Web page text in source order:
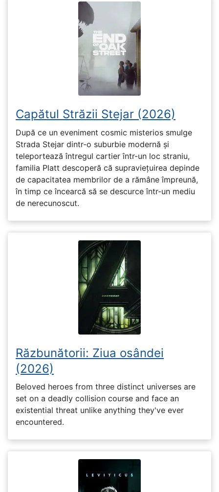
Capătul Străzii Stejar (2026)
După ce un eveniment cosmic misterios smulge
Strada Stejar dintr-o suburbie modernă și
teleportează întregul cartier într-un loc straniu,
familia Platt descoperă că supraviețuirea depinde
de capacitatea membrilor de a rămâne împreună,
în timp ce încearcă să se descurce într-un mediu
de nerecunoscut.
Răzbunătorii: Ziua osândei
(2026)
Beloved heroes from three distinct universes are
set on a deadly collision course and face an
existential threat unlike anything they've ever
encountered.